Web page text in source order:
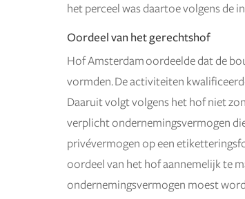
het perceel was daartoe volgens de
Oordeel van het gerechtshof
Hof Amsterdam oordeelde dat de
vormden. De activiteiten
Daaruit volgt volgens het hof niet
verplicht ondernemingsvermogen
privévermogen op een
oordeel van het hof aannemelijk te
ondernemingsvermogen moest